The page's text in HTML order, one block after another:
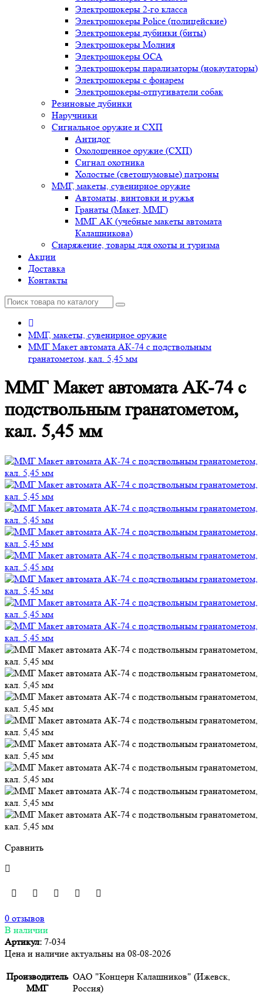
Электрошокеры 2-го класса
Электрошокеры Police (полицейские)
Электрошокеры дубинки (биты)
Электрошокеры Молния
Электрошокеры ОСА
Электрошокеры парализаторы (нокаутаторы)
Электрошокеры с фонарем
Электрошокеры-отпугиватели собак
Резиновые дубинки
Наручники
Сигнальное оружие и СХП
Антидог
Охолощенное оружие (СХП)
Сигнал охотника
Холостые (светошумовые) патроны
ММГ, макеты, сувенирное оружие
Автоматы, винтовки и ружья
Гранаты (Макет, ММГ)
ММГ АК (учебные макеты автомата
Калашникова)
Снаряжение, товары для охоты и туризма
Акции
Доставка
Контакты
ММГ, макеты, сувенирное оружие
ММГ Макет автомата АК-74 с подствольным
гранатометом, кал. 5,45 мм
ММГ Макет автомата АК-74 с
подствольным гранатометом,
кал. 5,45 мм
Сравнить
0 отзывов
В наличии
Артикул: 7-034
Цена и наличие актуальны на 08-08-2026
Производитель
ММГ
ОАО "Концерн Калашников" (Ижевск,
Россия)